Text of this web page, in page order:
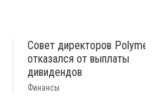
Совет директоров
отказался от выплаты
дивидендов
Финансы